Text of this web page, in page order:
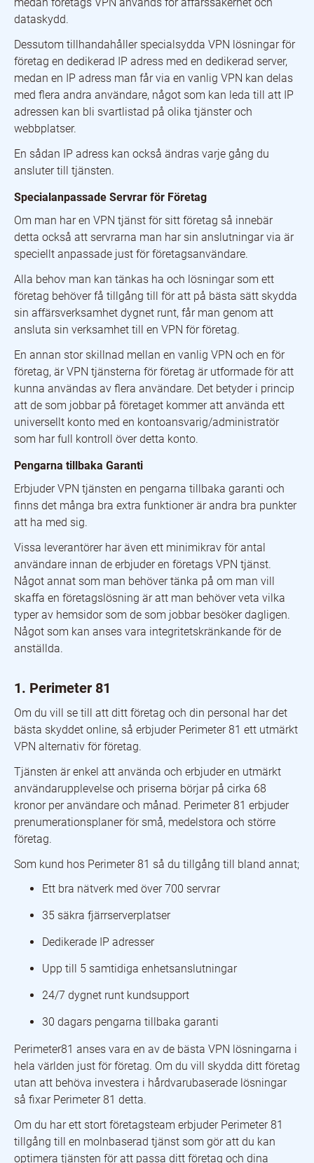
dataskydd.
Dessutom tillhandahåller specialsydda VPN lösningar för
företag en dedikerad IP adress med en dedikerad server,
medan en IP adress man får via en vanlig VPN kan delas
med flera andra användare, något som kan leda till att IP
adressen kan bli svartlistad på olika tjänster och
webbplatser.
En sådan IP adress kan också ändras varje gång du
ansluter till tjänsten.
Specialanpassade Servrar för Företag
Om man har en VPN tjänst för sitt företag så innebär
detta också att servrarna man har sin anslutningar via är
speciellt anpassade just för företagsanvändare.
Alla behov man kan tänkas ha och lösningar som ett
företag behöver få tillgång till för att på bästa sätt skydda
sin affärsverksamhet dygnet runt, får man genom att
ansluta sin verksamhet till en VPN för företag.
En annan stor skillnad mellan en vanlig VPN och en för
företag, är VPN tjänsterna för företag är utformade för att
kunna användas av flera användare. Det betyder i princip
att de som jobbar på företaget kommer att använda ett
universellt konto med en kontoansvarig/administratör
som har full kontroll över detta konto.
Pengarna tillbaka Garanti
Erbjuder VPN tjänsten en pengarna tillbaka garanti och
finns det många bra extra funktioner är andra bra punkter
att ha med sig.
Vissa leverantörer har även ett minimikrav för antal
användare innan de erbjuder en företags VPN tjänst.
Något annat som man behöver tänka på om man vill
skaffa en företagslösning är att man behöver veta vilka
typer av hemsidor som de som jobbar besöker dagligen.
Något som kan anses vara integritetskränkande för de
anställda.
1. Perimeter 81
Om du vill se till att ditt företag och din personal har det
bästa skyddet online, så erbjuder Perimeter 81 ett utmärkt
VPN alternativ för företag.
Tjänsten är enkel att använda och erbjuder en utmärkt
användarupplevelse och priserna börjar på cirka 68
kronor per användare och månad. Perimeter 81 erbjuder
prenumerationsplaner för små, medelstora och större
företag.
Som kund hos Perimeter 81 så du tillgång till bland annat;
Ett bra nätverk med över 700 servrar
35 säkra fjärrserverplatser
Dedikerade IP adresser
Upp till 5 samtidiga enhetsanslutningar
24/7 dygnet runt kundsupport
30 dagars pengarna tillbaka garanti
Perimeter81 anses vara en av de bästa VPN lösningarna i
hela världen just för företag. Om du vill skydda ditt företag
utan att behöva investera i hårdvarubaserade lösningar
så fixar Perimeter 81 detta.
Om du har ett stort företagsteam erbjuder Perimeter 81
tillgång till en molnbaserad tjänst som gör att du kan
optimera tjänsten för att passa ditt företag och dina